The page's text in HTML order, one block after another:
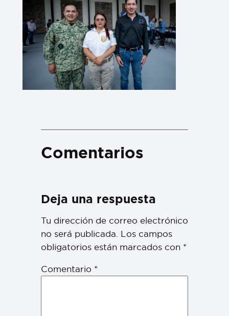
Comentarios
Deja una respuesta
Tu dirección de correo electrónico
no será publicada. Los campos
obligatorios están marcados con *
Comentario *